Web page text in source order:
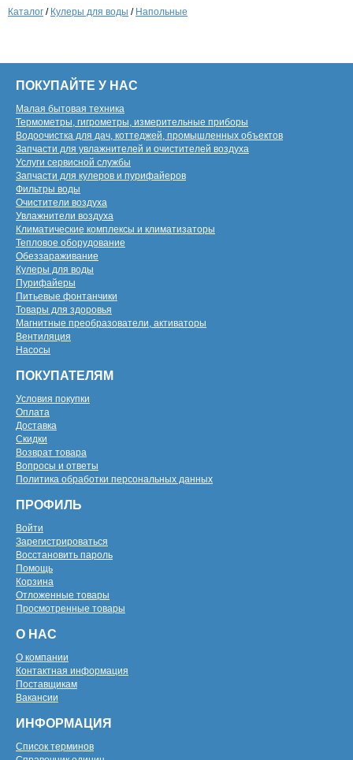
Каталог / Кулеры для воды / Напольные
ПОКУПАЙТЕ У НАС
Малая бытовая техника
Термометры, гигрометры, измерительные приборы
Водоочистка для дач, коттеджей, промышленных объектов
Запчасти для увлажнителей и очистителей воздуха
Услуги сервисной службы
Запчасти для кулеров и пурифайеров
Фильтры воды
Очистители воздуха
Увлажнители воздуха
Климатические комплексы и климатизаторы
Тепловое оборудование
Обеззараживание
Кулеры для воды
Пурифайеры
Питьевые фонтанчики
Товары для здоровья
Магнитные преобразователи, активаторы
Вентиляция
Насосы
ПОКУПАТЕЛЯМ
Условия покупки
Оплата
Доставка
Скидки
Возврат товара
Вопросы и ответы
Политика обработки персональных данных
ПРОФИЛЬ
Войти
Зарегистрироваться
Восстановить пароль
Помощь
Корзина
Отложенные товары
Просмотренные товары
О НАС
О компании
Контактная информация
Поставщикам
Вакансии
ИНФОРМАЦИЯ
Список терминов